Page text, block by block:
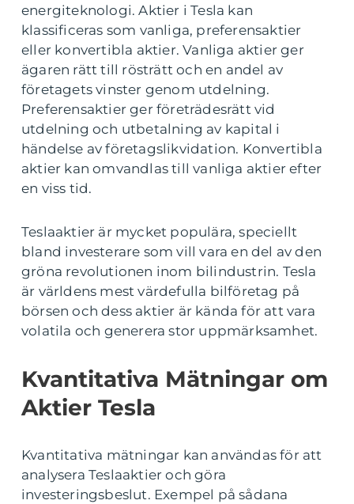
energiteknologi. Aktier i Tesla kan
klassificeras som vanliga, preferensaktier
eller konvertibla aktier. Vanliga aktier ger
ägaren rätt till rösträtt och en andel av
företagets vinster genom utdelning.
Preferensaktier ger företrädesrätt vid
utdelning och utbetalning av kapital i
händelse av företagslikvidation. Konvertibla
aktier kan omvandlas till vanliga aktier efter
en viss tid.
Teslaaktier är mycket populära, speciellt
bland investerare som vill vara en del av den
gröna revolutionen inom bilindustrin. Tesla
är världens mest värdefulla bilföretag på
börsen och dess aktier är kända för att vara
volatila och generera stor uppmärksamhet.
Kvantitativa Mätningar om
Aktier Tesla
Kvantitativa mätningar kan användas för att
analysera Teslaaktier och göra
investeringsbeslut. Exempel på sådana